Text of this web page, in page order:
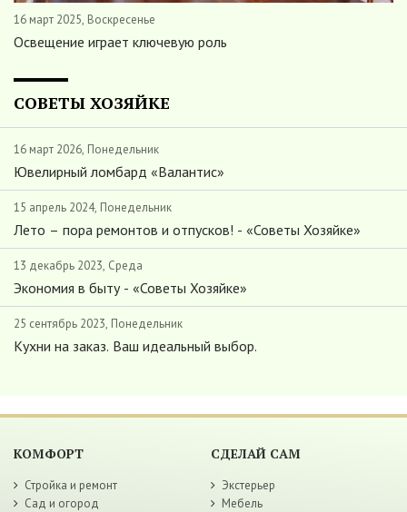
16 март 2025, Воскресенье
Освещение играет ключевую роль
СОВЕТЫ ХОЗЯЙКЕ
16 март 2026, Понедельник
Ювелирный ломбард «Валантис»
15 апрель 2024, Понедельник
Лето – пора ремонтов и отпусков! - «Советы Хозяйке»
13 декабрь 2023, Среда
Экономия в быту - «Советы Хозяйке»
25 сентябрь 2023, Понедельник
Кухни на заказ. Ваш идеальный выбор.
КОМФОРТ
Стройка и ремонт
Сад и огород
СДЕЛАЙ САМ
Экстерьер
Мебель